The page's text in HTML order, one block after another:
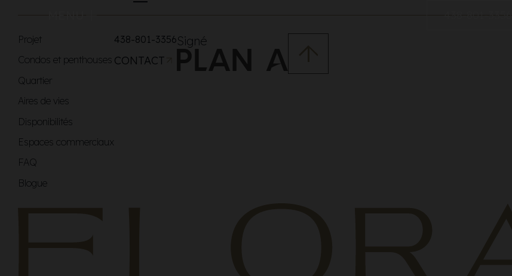
MENU
Projet
Condos et penthouses
Quartier
Aires de vies
Disponibilités
Espaces commerciaux
FAQ
Blogue
438-801-3356
CONTACT
Signé